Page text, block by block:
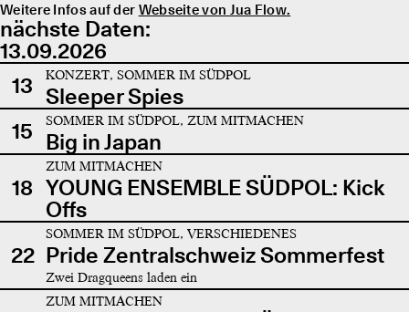
Weitere Infos auf der Webseite von Jua Flow.
nächste Daten:
13.09.2026
13
KONZERT, SOMMER IM SÜDPOL
Sleeper Spies
15
SOMMER IM SÜDPOL, ZUM MITMACHEN
Big in Japan
18
ZUM MITMACHEN
YOUNG ENSEMBLE SÜDPOL: Kick
Offs
22
SOMMER IM SÜDPOL, VERSCHIEDENES
Pride Zentralschweiz Sommerfest
Zwei Dragqueens laden ein
ZUM MITMACHEN